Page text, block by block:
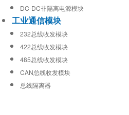
DC-DC非隔离电源模块
工业通信模块
232总线收发模块
422总线收发模块
485总线收发模块
CAN总线收发模块
总线隔离器